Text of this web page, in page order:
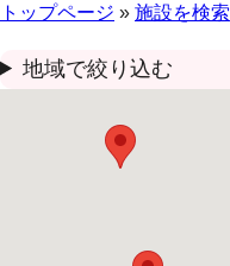
トップページ » 施設を検索
地域で絞り込む